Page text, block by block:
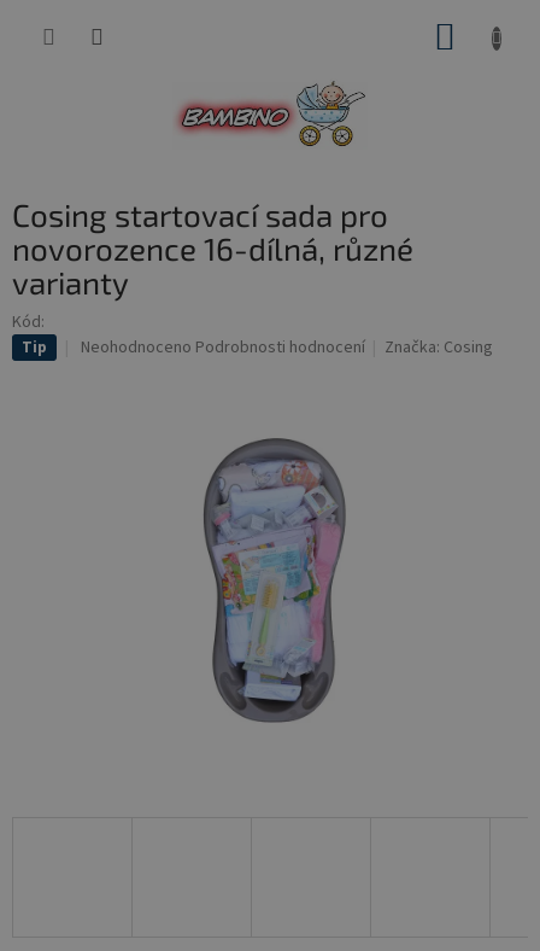
Cosing startovací sada pro
novorozence 16-dílná, různé
varianty
Kód:
Tip
Průměrné
Neohodnoceno Podrobnosti hodnocení Značka: Cosing